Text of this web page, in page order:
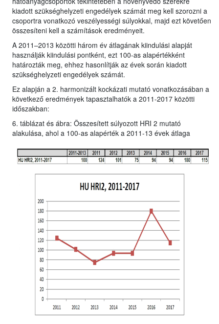
kiadott szükséghelyzeti engedélyek számát meg kell szorozni a
csoportra vonatkozó veszélyességi súlyokkal, majd ezt követően
összesíteni kell a számítások eredményeit.
A 2011–2013 közötti három év átlagának kiindulási alapját
használják kiindulási pontként, ezt 100-as alapértékként
határozták meg, ehhez hasonlítják az évek során kiadott
szükséghelyzeti engedélyek számát.
Ez alapján a 2. harmonizált kockázati mutató vonatkozásában a
következő eredmények tapasztalhatók a 2011-2017 közötti
időszakban:
6. táblázat és ábra: Összesített súlyozott HRI 2 mutató
alakulása, ahol a 100-as alapérték a 2011-13 évek átlaga